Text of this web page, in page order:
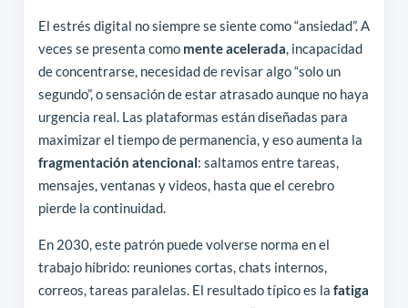
El estrés digital no siempre se siente como “ansiedad”. A
veces se presenta como mente acelerada, incapacidad
de concentrarse, necesidad de revisar algo “solo un
segundo”, o sensación de estar atrasado aunque no haya
urgencia real. Las plataformas están diseñadas para
maximizar el tiempo de permanencia, y eso aumenta la
fragmentación atencional: saltamos entre tareas,
mensajes, ventanas y videos, hasta que el cerebro
pierde la continuidad.
En 2030, este patrón puede volverse norma en el
trabajo híbrido: reuniones cortas, chats internos,
correos, tareas paralelas. El resultado típico es la fatiga